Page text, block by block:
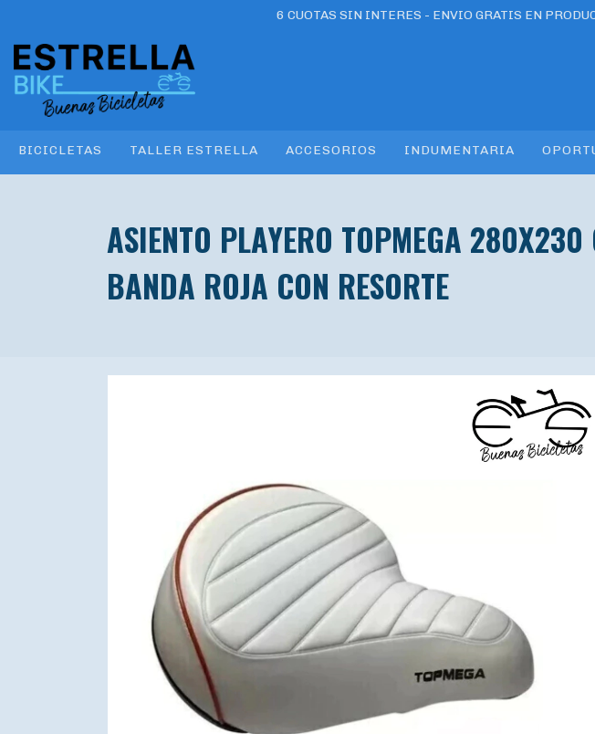
6 CUOTAS SIN INTERES - ENVIO GRATIS EN
BICICLETAS TALLER ESTRELLA ACCESORIOS INDUMENTARIA
ASIENTO PLAYERO TOPMEGA 280X230
BANDA ROJA CON RESORTE